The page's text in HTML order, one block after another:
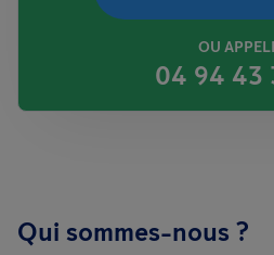
OU
04 94 43
Qui sommes-nous ?